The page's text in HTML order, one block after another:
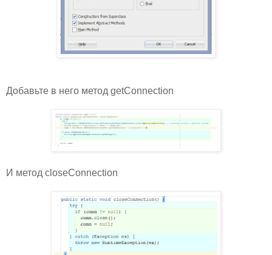
Добавьте в него метод getConnection
И метод closeConnection